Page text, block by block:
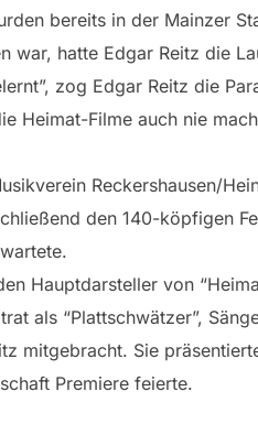
bereits in der Mainzer
war, hatte Edgar Reitz die
zog Edgar Reitz die
Heimat-Filme auch nie
Reckershausen/
den 140-köpfigen
Hauptdarsteller von
als “Plattschwätzer”,
mitgebracht. Sie
Premiere feierte.